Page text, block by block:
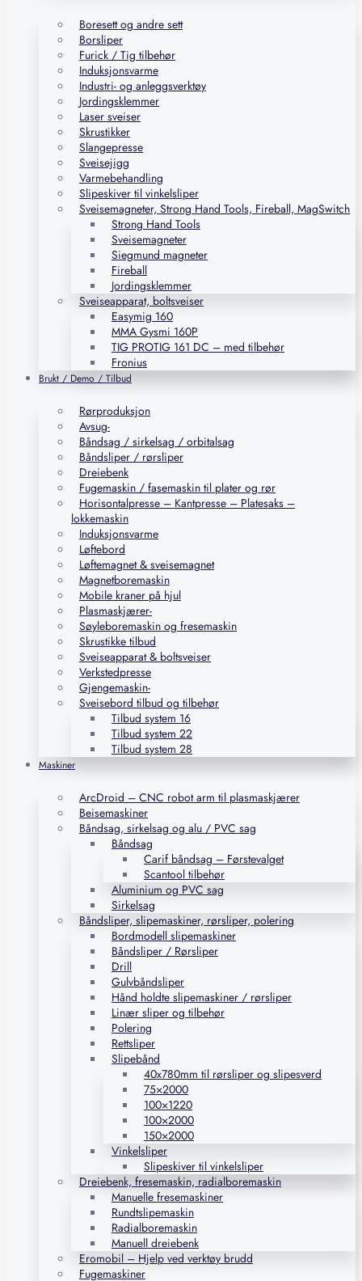
Boresett og andre sett
Borsliper
Furick / Tig tilbehør
Induksjonsvarme
Industri- og anleggsverktøy
Jordingsklemmer
Laser sveiser
Skrustikker
Slangepresse
Sveisejigg
Varmebehandling
Slipeskiver til vinkelsliper
Sveisemagneter, Strong Hand Tools, Fireball, MagSwitch
Strong Hand Tools
Sveisemagneter
Siegmund magneter
Fireball
Jordingsklemmer
Sveiseapparat, boltsveiser
Easymig 160
MMA Gysmi 160P
TIG PROTIG 161 DC – med tilbehør
Fronius
Brukt / Demo / Tilbud
Rørproduksjon
Avsug-
Båndsag / sirkelsag / orbitalsag
Båndsliper / rørsliper
Dreiebenk
Fugemaskin / fasemaskin til plater og rør
Horisontalpresse – Kantpresse – Platesaks –
lokkemaskin
Induksjonsvarme
Løftebord
Løftemagnet & sveisemagnet
Magnetboremaskin
Mobile kraner på hjul
Plasmaskjærer-
Søyleboremaskin og fresemaskin
Skrustikke tilbud
Sveiseapparat & boltsveiser
Verkstedpresse
Gjengemaskin-
Sveisebord tilbud og tilbehør
Tilbud system 16
Tilbud system 22
Tilbud system 28
Maskiner
ArcDroid – CNC robot arm til plasmaskjærer
Beisemaskiner
Båndsag, sirkelsag og alu / PVC sag
Båndsag
Carif båndsag – Førstevalget
Scantool tilbehør
Aluminium og PVC sag
Sirkelsag
Båndsliper, slipemaskiner, rørsliper, polering
Bordmodell slipemaskiner
Båndsliper / Rørsliper
Drill
Gulvbåndsliper
Hånd holdte slipemaskiner / rørsliper
Linær sliper og tilbehør
Polering
Rettsliper
Slipebånd
40x780mm til rørsliper og slipesverd
75×2000
100×1220
100×2000
150×2000
Vinkelsliper
Slipeskiver til vinkelsliper
Dreiebenk, fresemaskin, radialboremaskin
Manuelle fresemaskiner
Rundtslipemaskin
Radialboremaskin
Manuell dreiebenk
Eromobil – Hjelp ved verktøy brudd
Fugemaskiner